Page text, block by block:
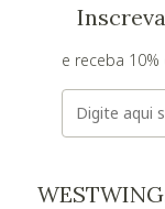
e receba
E-mail